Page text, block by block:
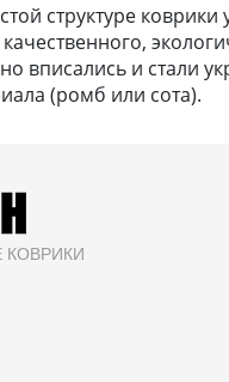
структуре
вписались и стали
(ромб или сота).